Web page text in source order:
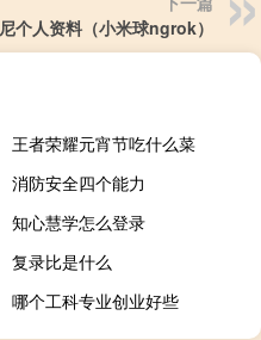
个人资料（小米球ngrok）
王者荣耀元宵节吃什么菜
消防安全四个能力
知心慧学怎么登录
复录比是什么
哪个工科专业创业好些